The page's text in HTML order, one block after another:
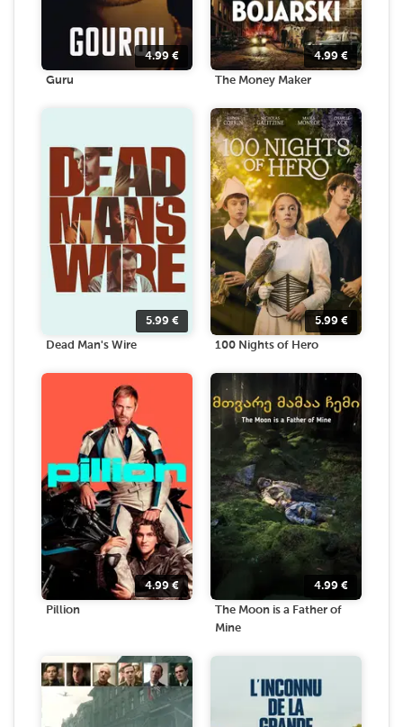
4.99 €
Guru
4.99 €
The Money Maker
5.99 €
Dead Man's Wire
5.99 €
100 Nights of Hero
4.99€
Pillion
4.99 €
The Moon is a Father of
Mine